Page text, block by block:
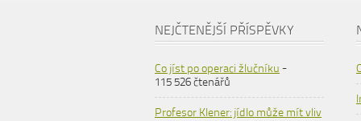
NEJČTENĚJŠÍ PŘÍSPĚVKY
Co jíst po operaci žlučníku -
115 526 čtenářů
Profesor Klener: jídlo může mít vliv